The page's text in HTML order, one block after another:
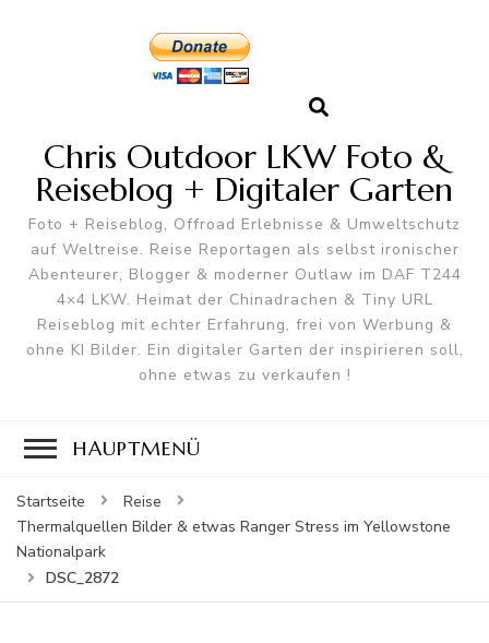
Chris Outdoor LKW Foto &
Reiseblog + Digitaler Garten
Foto + Reiseblog, Offroad Erlebnisse & Umweltschutz
auf Weltreise. Reise Reportagen als selbst ironischer
Abenteurer, Blogger & moderner Outlaw im DAF T244
4×4 LKW. Heimat der Chinadrachen & Tiny URL
Reiseblog mit echter Erfahrung, frei von Werbung &
ohne KI Bilder. Ein digitaler Garten der inspirieren soll,
ohne etwas zu verkaufen !
HAUPTMENÜ
Startseite
Reise
Thermalquellen Bilder & etwas Ranger Stress im Yellowstone
Nationalpark
DSC_2872